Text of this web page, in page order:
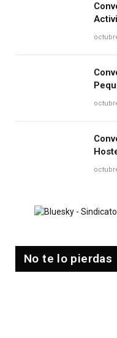
No te lo pierdas